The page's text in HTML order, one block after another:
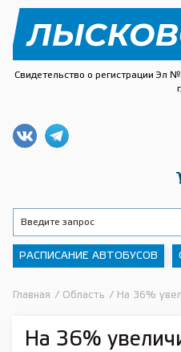
Свидетельство о регистрации
г.
РАСПИСАНИЕ АВТОБУСОВ
Главная / Область / На 36%
На 36%